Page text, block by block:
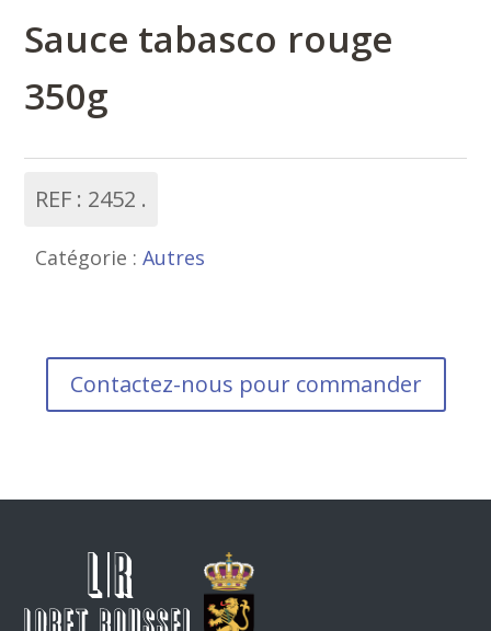
Sauce tabasco rouge
350g
REF : 2452
Catégorie :Autres
Contactez-nous pour commander